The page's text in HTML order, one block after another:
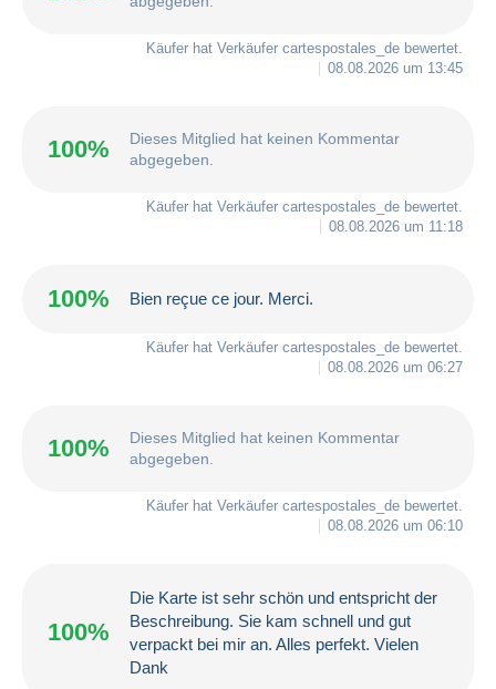
Käufer hat Verkäufer cartespostales_de bewertet.
08.08.2026 um 13:45
100%
Dieses Mitglied hat keinen Kommentar
abgegeben.
Käufer hat Verkäufer cartespostales_de bewertet.
08.08.2026 um 11:18
100% Bien reçue ce jour. Merci.
Käufer hat Verkäufer cartespostales_de bewertet.
08.08.2026 um 06:27
100%
Dieses Mitglied hat keinen Kommentar
abgegeben.
Käufer hat Verkäufer cartespostales_de bewertet.
08.08.2026 um 06:10
100%
Die Karte ist sehr schön und entspricht der
Beschreibung. Sie kam schnell und gut
verpackt bei mir an. Alles perfekt. Vielen
Dank